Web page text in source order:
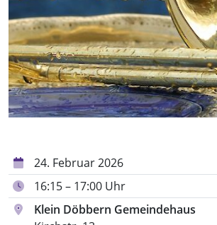
24. Februar 2026
16:15 – 17:00 Uhr
Klein Döbbern Gemeindehaus